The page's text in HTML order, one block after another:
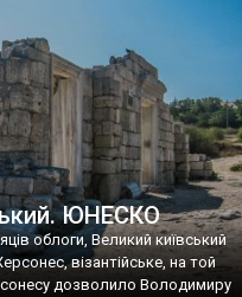
викрадені з фондів об’єкту
«Херсонеса Таврійського».
Візантії», але експерти та
лише […]
ЮНЕСКО
облоги, Великий київський
візантійське, на той
дозволило Володимиру